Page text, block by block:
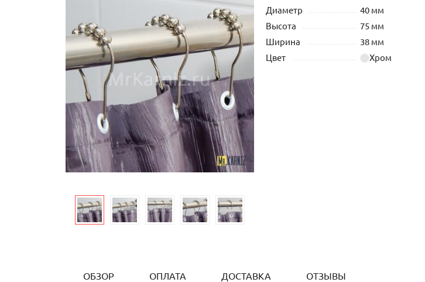
Диаметр
40 мм
Высота
75 мм
Ширина
38 мм
Цвет
Хром
ОБЗОР ОПЛАТА ДОСТАВКА ОТЗЫВЫ